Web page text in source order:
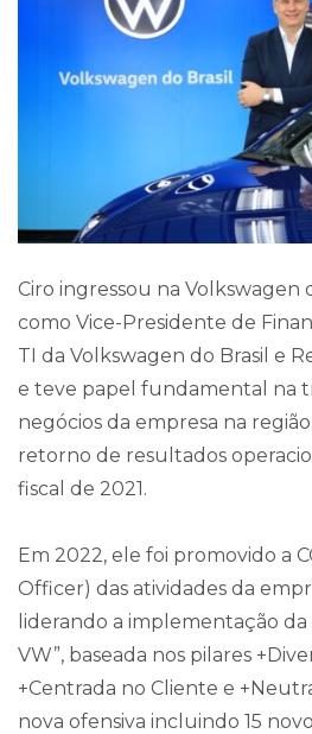
Ciro ingressou na Volkswagen
como Vice-Presidente de
TI da Volkswagen do Brasil e
e teve papel fundamental na
negócios da empresa na
retorno de resultados
fiscal de 2021.
Em 2022, ele foi promovido a
Officer) das atividades da
liderando a implementação da
VW”, baseada nos pilares
+Centrada no Cliente e
nova ofensiva incluindo 15